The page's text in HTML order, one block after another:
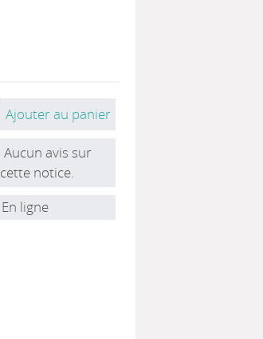
Ajouter au panier
Aucun avis sur
cette notice.
En ligne